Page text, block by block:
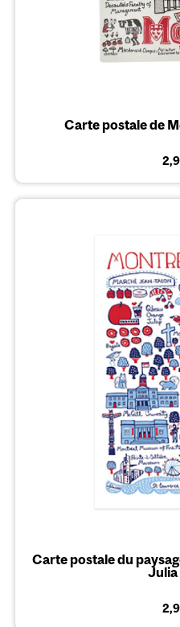
Carte postale de
Carte postale du
Julia